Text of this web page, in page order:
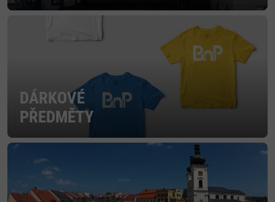
DÁRKOVÉ
PŘEDMĚTY